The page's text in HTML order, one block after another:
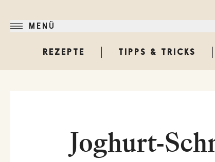
MENÜ
REZEPTE TIPPS & TRICKS
Joghurt-